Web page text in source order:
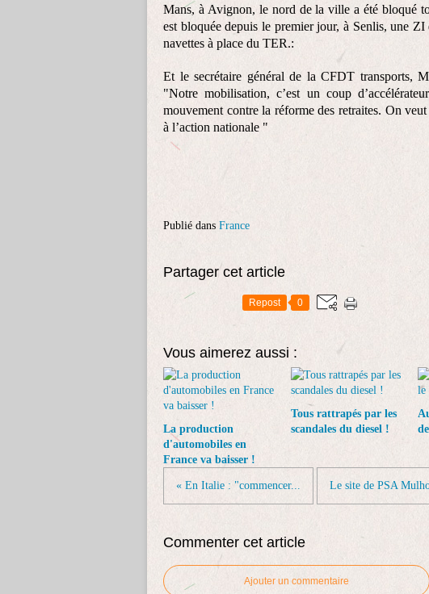
Mans, à Avignon, le nord de la ville a été bloqué
est bloquée depuis le premier jour, à Senlis, une
navettes à place du TER.:
Et le secrétaire général de la CFDT transports,
"Notre mobilisation, c’est un coup
mouvement contre la réforme des retraites. On
à l’action nationale "
Publié dans France
Partager cet article
Repost 0
Vous aimerez aussi :
La production
d'automobiles en
France va baisser !
Tous rattrapés par les
scandales du diesel !
« En Italie : "commencer... Le site de PSA
Commenter cet article
Ajouter un commentaire